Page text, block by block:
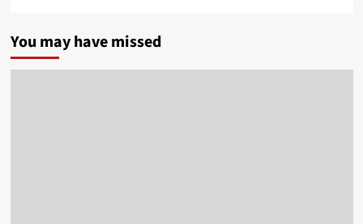
You may have missed